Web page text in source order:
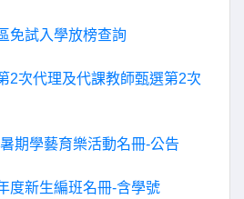
免試入學放榜查詢
2次代理及代課教師甄選第2次
期學藝育樂活動名冊-公告
度新生編班名冊-含學號